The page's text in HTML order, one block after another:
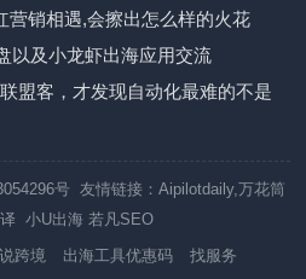
营销相遇,会擦出怎么样的火花
以及小龙虾出海应用交流
盟客，才发现自动化最难的不是
号 友情链接：Aipilotdaily,万花筒
小U出海 若凡SEO
跨境 出海工具优惠码 找服务